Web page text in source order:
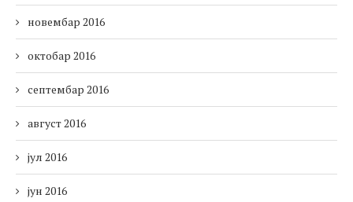
новембар 2016
октобар 2016
септембар 2016
август 2016
јул 2016
јун 2016